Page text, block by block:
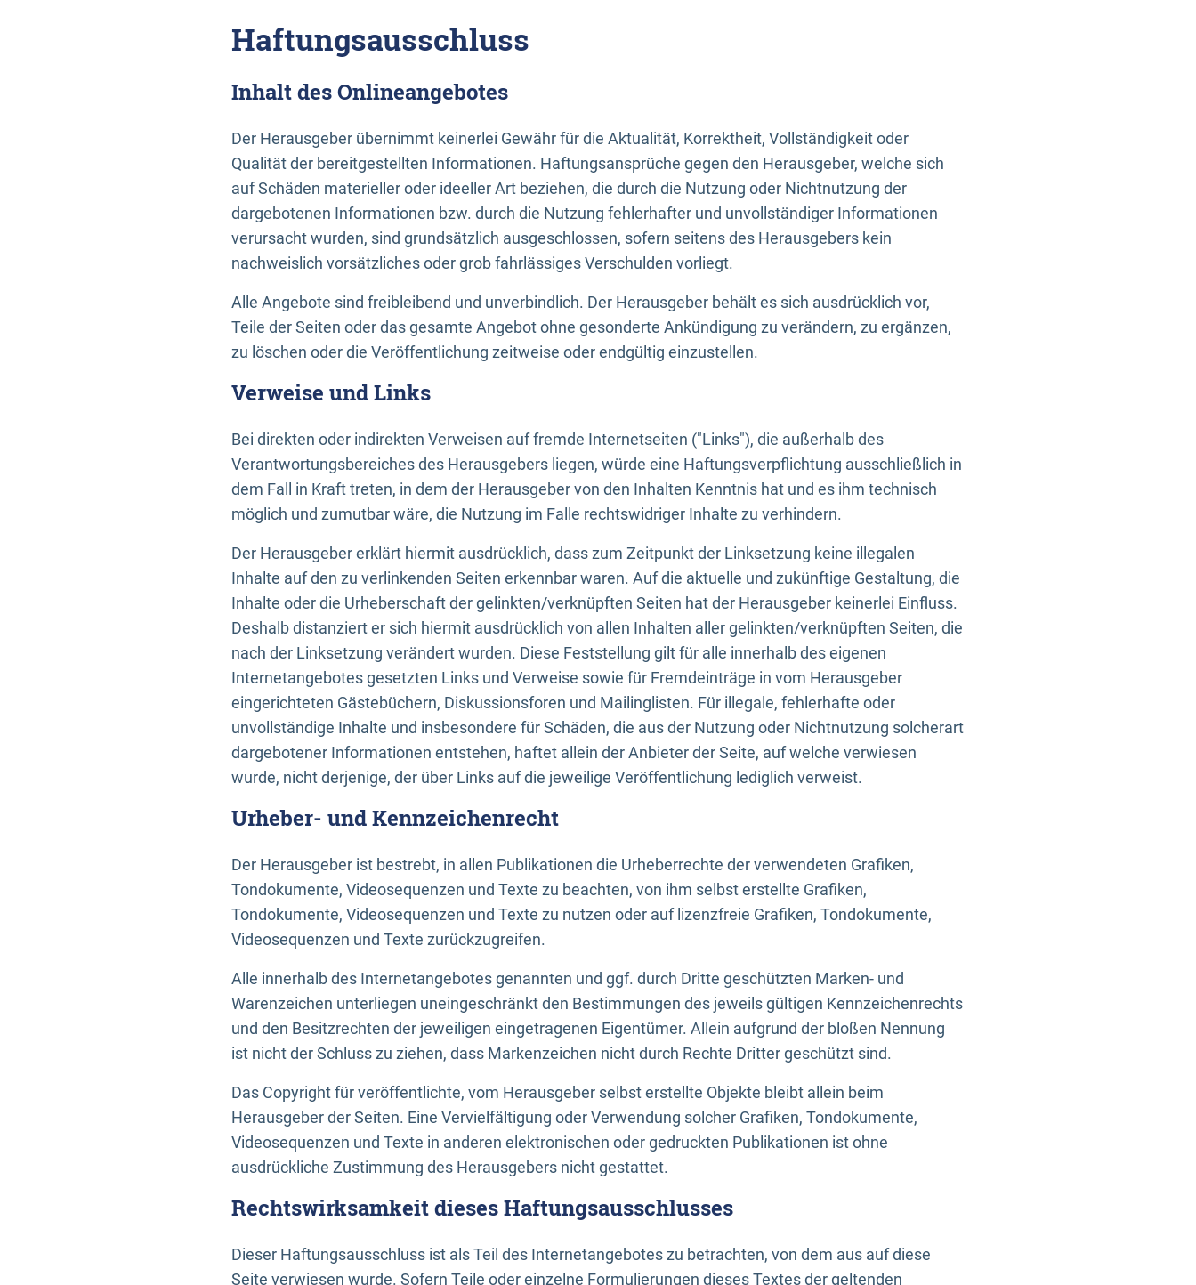
Haftungsausschluss
Inhalt des Onlineangebotes
Der Herausgeber übernimmt keinerlei Gewähr für die Aktualität, Korrektheit, Vollständigkeit oder
Qualität der bereitgestellten Informationen. Haftungsansprüche gegen den Herausgeber, welche sich
auf Schäden materieller oder ideeller Art beziehen, die durch die Nutzung oder Nichtnutzung der
dargebotenen Informationen bzw. durch die Nutzung fehlerhafter und unvollständiger Informationen
verursacht wurden, sind grundsätzlich ausgeschlossen, sofern seitens des Herausgebers kein
nachweislich vorsätzliches oder grob fahrlässiges Verschulden vorliegt.
Alle Angebote sind freibleibend und unverbindlich. Der Herausgeber behält es sich ausdrücklich vor,
Teile der Seiten oder das gesamte Angebot ohne gesonderte Ankündigung zu verändern, zu ergänzen,
zu löschen oder die Veröffentlichung zeitweise oder endgültig einzustellen.
Verweise und Links
Bei direkten oder indirekten Verweisen auf fremde Internetseiten ("Links"), die außerhalb des
Verantwortungsbereiches des Herausgebers liegen, würde eine Haftungsverpflichtung ausschließlich in
dem Fall in Kraft treten, in dem der Herausgeber von den Inhalten Kenntnis hat und es ihm technisch
möglich und zumutbar wäre, die Nutzung im Falle rechtswidriger Inhalte zu verhindern.
Der Herausgeber erklärt hiermit ausdrücklich, dass zum Zeitpunkt der Linksetzung keine illegalen
Inhalte auf den zu verlinkenden Seiten erkennbar waren. Auf die aktuelle und zukünftige Gestaltung, die
Inhalte oder die Urheberschaft der gelinkten/verknüpften Seiten hat der Herausgeber keinerlei Einfluss.
Deshalb distanziert er sich hiermit ausdrücklich von allen Inhalten aller gelinkten/verknüpften Seiten, die
nach der Linksetzung verändert wurden. Diese Feststellung gilt für alle innerhalb des eigenen
Internetangebotes gesetzten Links und Verweise sowie für Fremdeinträge in vom Herausgeber
eingerichteten Gästebüchern, Diskussionsforen und Mailinglisten. Für illegale, fehlerhafte oder
unvollständige Inhalte und insbesondere für Schäden, die aus der Nutzung oder Nichtnutzung solcherart
dargebotener Informationen entstehen, haftet allein der Anbieter der Seite, auf welche verwiesen
wurde, nicht derjenige, der über Links auf die jeweilige Veröffentlichung lediglich verweist.
Urheber- und Kennzeichenrecht
Der Herausgeber ist bestrebt, in allen Publikationen die Urheberrechte der verwendeten Grafiken,
Tondokumente, Videosequenzen und Texte zu beachten, von ihm selbst erstellte Grafiken,
Tondokumente, Videosequenzen und Texte zu nutzen oder auf lizenzfreie Grafiken, Tondokumente,
Videosequenzen und Texte zurückzugreifen.
Alle innerhalb des Internetangebotes genannten und ggf. durch Dritte geschützten Marken- und
Warenzeichen unterliegen uneingeschränkt den Bestimmungen des jeweils gültigen Kennzeichenrechts
und den Besitzrechten der jeweiligen eingetragenen Eigentümer. Allein aufgrund der bloßen Nennung
ist nicht der Schluss zu ziehen, dass Markenzeichen nicht durch Rechte Dritter geschützt sind.
Das Copyright für veröffentlichte, vom Herausgeber selbst erstellte Objekte bleibt allein beim
Herausgeber der Seiten. Eine Vervielfältigung oder Verwendung solcher Grafiken, Tondokumente,
Videosequenzen und Texte in anderen elektronischen oder gedruckten Publikationen ist ohne
ausdrückliche Zustimmung des Herausgebers nicht gestattet.
Rechtswirksamkeit dieses Haftungsausschlusses
Dieser Haftungsausschluss ist als Teil des Internetangebotes zu betrachten, von dem aus auf diese
Seite verwiesen wurde. Sofern Teile oder einzelne Formulierungen dieses Textes der geltenden